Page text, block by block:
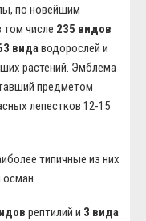
по новейшим
том числе 235 видов
видаводорослей и
растений. Эмблема
предметом
лепестков 12-15
типичные из них
осман.
рептилий и 3 вида